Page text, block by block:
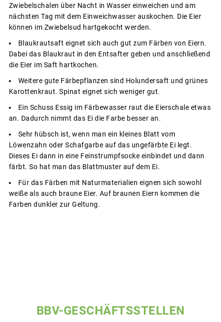
Zwiebelschalen über Nacht in Wasser einweichen und am
nächsten Tag mit dem Einweichwasser auskochen. Die Eier
können im Zwiebelsud hartgekocht werden.
Blaukrautsaft eignet sich auch gut zum Färben von Eiern.
Dabei das Blaukraut in den Entsafter geben und anschließend
die Eier im Saft hartkochen.
Weitere gute Färbepflanzen sind Holundersaft und grünes
Karottenkraut. Spinat eignet sich weniger gut.
Ein Schuss Essig im Färbewasser raut die Eierschale etwas
an. Dadurch nimmt das Ei die Farbe besser an.
Sehr hübsch ist, wenn man ein kleines Blatt vom
Löwenzahn oder Schafgarbe auf das ungefärbte Ei legt.
Dieses Ei dann in eine Feinstrumpfsocke einbindet und dann
färbt. So hat man das Blattmuster auf dem Ei.
Für das Färben mit Naturmaterialien eignen sich sowohl
weiße als auch braune Eier. Auf braunen Eiern kommen die
Farben dunkler zur Geltung.
BBV-GESCHÄFTSSTELLEN